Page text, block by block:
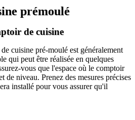
prémoulé
de cuisine
cuisine pré-moulé est généralement
qui peut être réalisée en quelques
vous que l'espace où le comptoir
de niveau. Prenez des mesures précises
installé pour vous assurer qu'il